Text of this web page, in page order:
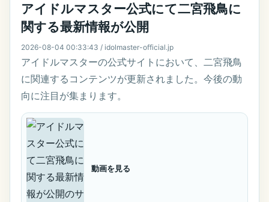
アイドルマスター公式にて二宮飛鳥に
関する最新情報が公開
2026-08-04 00:33:43 / idolmaster-official.jp
アイドルマスターの公式サイトにおいて、二宮飛鳥
に関連するコンテンツが更新されました。今後の動
向に注目が集まります。
動画を見る